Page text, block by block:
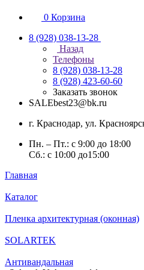
0 Корзина
8 (928) 038-13-28
Назад
Телефоны
8 (928) 038-13-28
8 (928) 423-60-60
Заказать звонок
SALEbest23@bk.ru
г. Краснодар, ул.
Пн. – Пт.: с 9:00 до 18:00
Сб.: с 10:00 до15:00
Главная
Каталог
Пленка архитектурная (оконная)
SOLARTEK
Антивандальная